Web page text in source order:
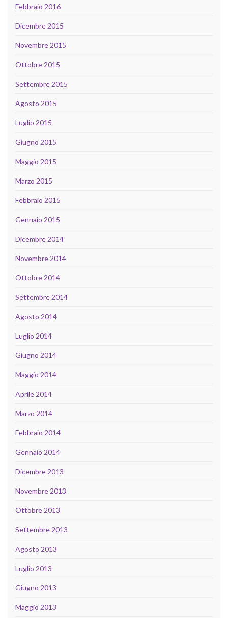
Febbraio 2016
Dicembre 2015
Novembre 2015
Ottobre 2015
Settembre 2015
Agosto 2015
Luglio 2015
Giugno 2015
Maggio 2015
Marzo 2015
Febbraio 2015
Gennaio 2015
Dicembre 2014
Novembre 2014
Ottobre 2014
Settembre 2014
Agosto 2014
Luglio 2014
Giugno 2014
Maggio 2014
Aprile 2014
Marzo 2014
Febbraio 2014
Gennaio 2014
Dicembre 2013
Novembre 2013
Ottobre 2013
Settembre 2013
Agosto 2013
Luglio 2013
Giugno 2013
Maggio 2013